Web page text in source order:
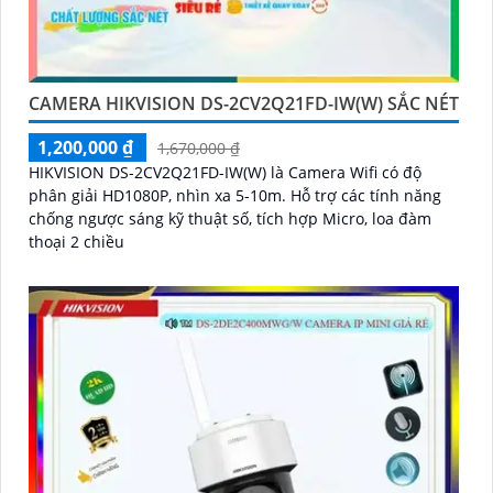
CAMERA HIKVISION DS-2CV2Q21FD-IW(W) SẮC NÉT
1,200,000 ₫
1,670,000 ₫
HIKVISION DS-2CV2Q21FD-IW(W) là Camera Wifi có độ
phân giải HD1080P, nhìn xa 5-10m. Hỗ trợ các tính năng
chống ngược sáng kỹ thuật số, tích hợp Micro, loa đàm
thoại 2 chiều